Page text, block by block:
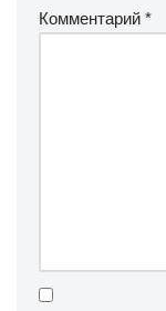
Комментарий *